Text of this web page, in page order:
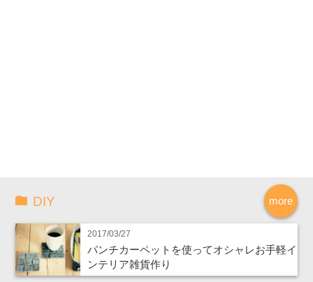
more
DIY
2017/03/27
パンチカーペットを使ってオシャレお手軽イ
ンテリア雑貨作り